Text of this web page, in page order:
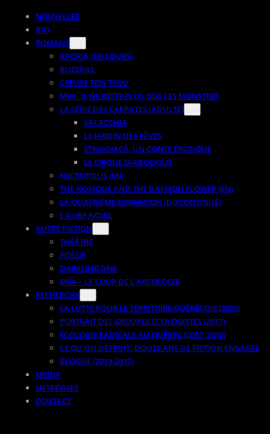
NOUVELLES
BIO
ROMANS
APORIA (EN COURS)
BUZZKILL
CREUSE TON TROU
M9A. IL NE RESTE PLUS QUE LES MONSTRES
LA SÉRIE DES CARPATES (ADULTE)
VALACCHIA
LE JARDIN DES RÊVES
STRIGOIACĂ, UN CONTE ÉROTIQUE
LE CIRQUE DIABOLIQUE
NECROPOLIS (EN)
THE NOXIOUS AND THE DAEMON FLOWER (EN)
LA QUATRIÈME DIMENSION (DISCONTINUÉ)
L’AUBE NOIRE
AUTRE FICTION
THÉÂTRE
POÉSIE
DARKLING ONE
M9A – LE COUP DE L’ARCOLOGIE
RECHERCHE
LA LUTTE POUR LE TERRITOIRE QUÉBÉCOIS (2020)
PORTRAIT DES GROUPES ÉCOLOGISTES (2017)
ÉCOLOGIE RADICALE AU QUÉBEC (2007, 2010)
CE QU’ON DÉTRUIT: DOUZE ANS DE FICTION ENGAGÉE
BLOGUE (2013-2017)
MEDIA
ENTREVUES
CONTACT